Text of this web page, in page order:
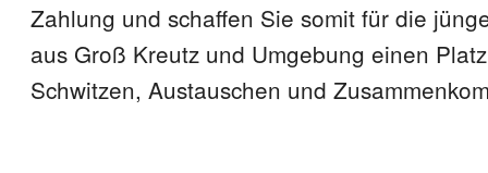
Zahlung und schaffen Sie somit für die
aus Groß Kreutz und Umgebung einen
Schwitzen, Austauschen und